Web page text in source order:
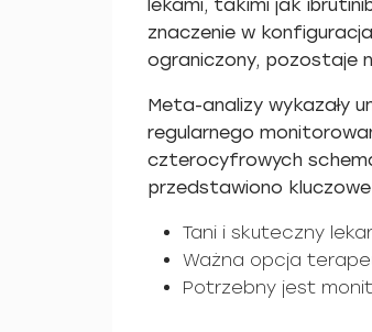
lekami, takimi jak
znaczenie w
ograniczony, pozostaje
Meta-analizy wykazały
regularnego
czterocyfrowych
przedstawiono
Tani i skuteczny
Ważna opcja
Potrzebny jest